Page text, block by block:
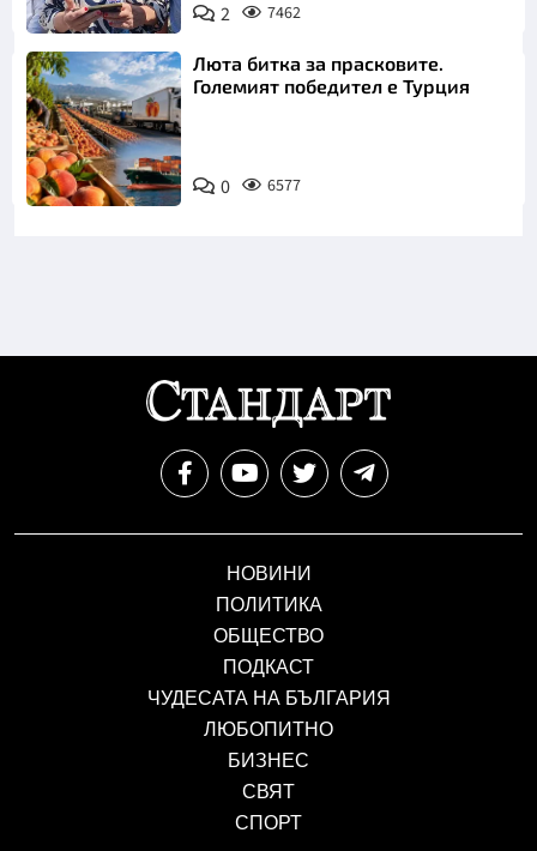
Снимка: БТА 2 7462
Люта битка за прасковите.
Големият победител е Турция
0 6577
НОВИНИ
ПОЛИТИКА
ОБЩЕСТВО
ПОДКАСТ
ЧУДЕСАТА НА БЪЛГАРИЯ
ЛЮБОПИТНО
БИЗНЕС
СВЯТ
СПОРТ